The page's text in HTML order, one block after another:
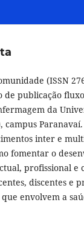
(ISSN
de publicação
da
campus
inter e
fomentar o
profissional e
discentes e
envolvem a